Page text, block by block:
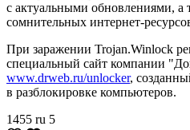
с актуальными обновлениями, а
сомнительных интернет-
При заражении Trojan.Winlock
специальный сайт компании
www.drweb.ru/unlocker,
в разблокировке компьютеров.
1455 ru 5